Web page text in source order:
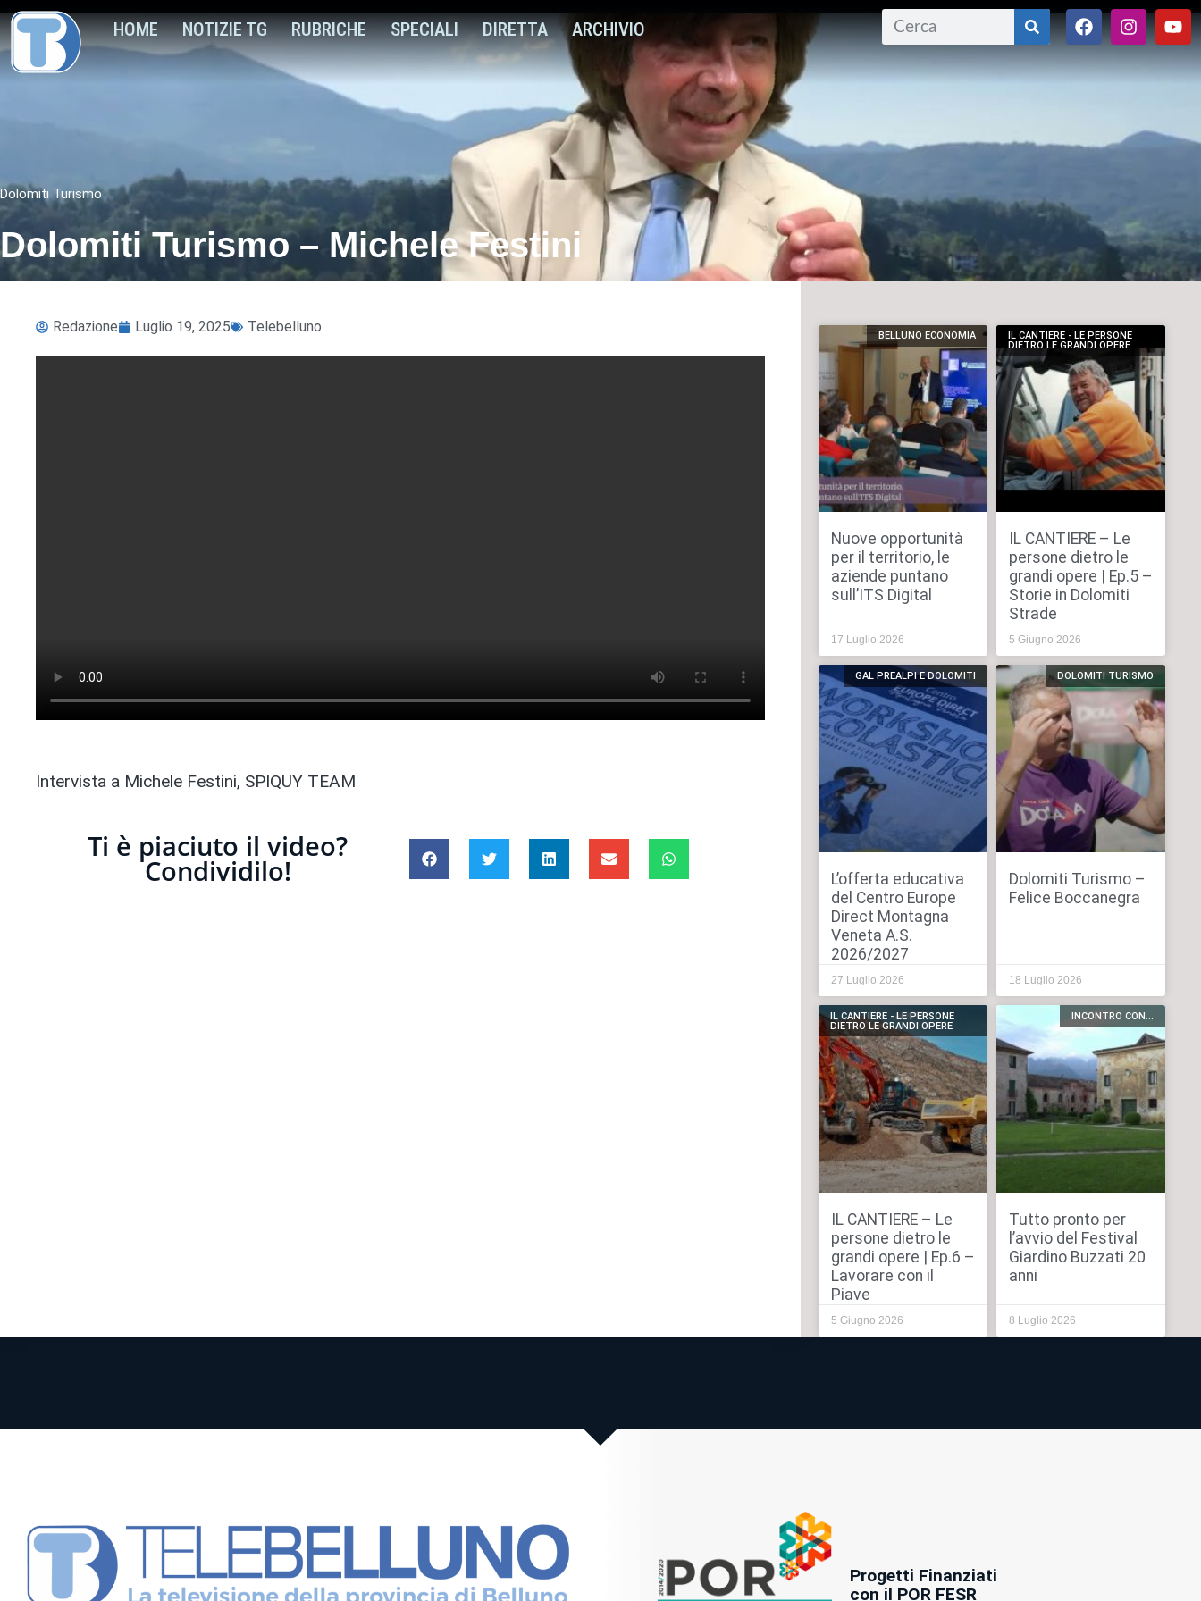
HOME NOTIZIE TG RUBRICHE SPECIALI DIRETTA ARCHIVIO
Dolomiti Turismo
Dolomiti Turismo – Michele Festini
Redazione Luglio 19, 2025 Telebelluno
Intervista a Michele Festini, SPIQUY TEAM
Ti è piaciuto il video?
Condividilo!
BELLUNO ECONOMIA
Nuove opportunità
per il territorio, le
aziende puntano
sull’ITS Digital
17 Luglio 2026
IL CANTIERE - LE PERSONE
DIETRO LE GRANDI OPERE
IL CANTIERE – Le
persone dietro le
grandi opere | Ep.5 –
Storie in Dolomiti
Strade
5 Giugno 2026
GAL PREALPI E DOLOMITI
L’offerta educativa
del Centro Europe
Direct Montagna
Veneta A.S.
2026/2027
27 Luglio 2026
DOLOMITI TURISMO
Dolomiti Turismo –
Felice Boccanegra
18 Luglio 2026
IL CANTIERE - LE PERSONE
DIETRO LE GRANDI OPERE
IL CANTIERE – Le
persone dietro le
grandi opere | Ep.6 –
Lavorare con il
Piave
5 Giugno 2026
INCONTRO CON...
Tutto pronto per
l’avvio del Festival
Giardino Buzzati 20
anni
8 Luglio 2026
Progetti Finanziati
con il POR FESR